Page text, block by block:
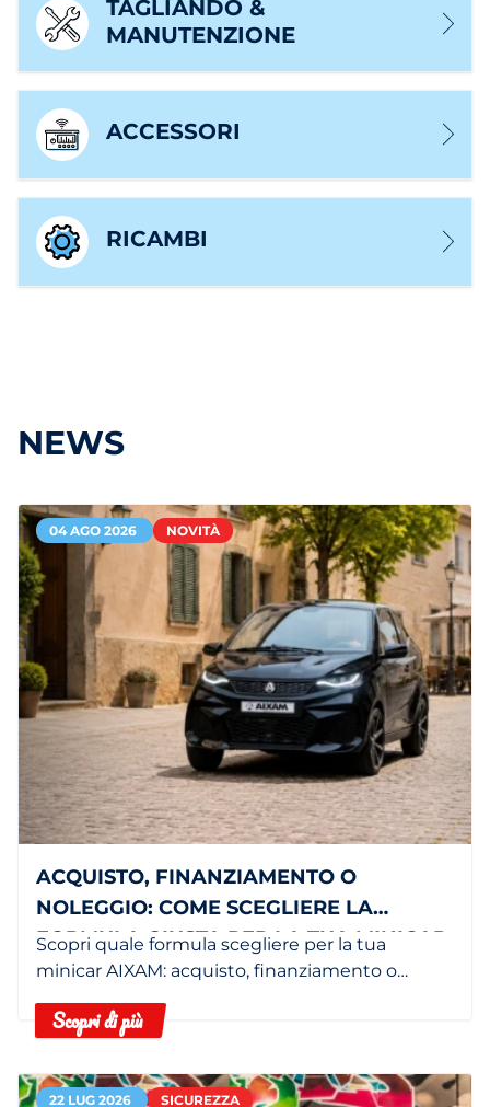
TAGLIANDO &
MANUTENZIONE
ACCESSORI
RICAMBI
NEWS
04 AGO 2026 NOVITÀ
ACQUISTO, FINANZIAMENTO O
NOLEGGIO: COME SCEGLIERE LA
FORMULA GIUSTA PER LA TUA MINICAR
Scopri quale formula scegliere per la tua
minicar AIXAM: acquisto, finanziamento o
Scopri di più
22 LUG 2026 SICUREZZA